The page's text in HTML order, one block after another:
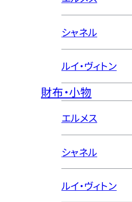
シャネル
ルイ・ヴィトン
財布・小物
エルメス
シャネル
ルイ・ヴィトン